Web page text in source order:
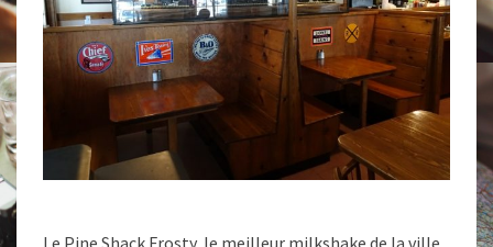
Le Pine Shack Frosty, le meilleur milkshake de la ville